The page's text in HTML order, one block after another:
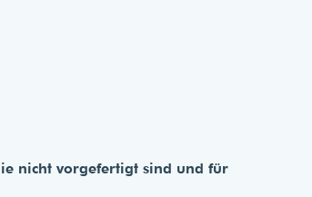
nicht vorgefertigt sind und für